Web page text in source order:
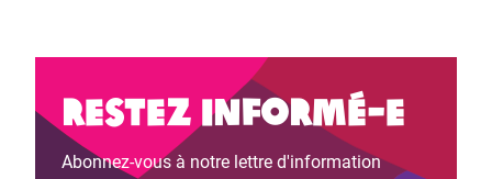
Restez informé-e
Abonnez-vous à notre lettre d'information